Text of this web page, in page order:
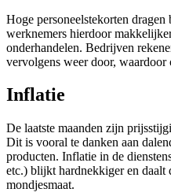
Hoge personeelstekorten
werknemers hierdoor
onderhandelen. Bedrijven
vervolgens weer door,
Inflatie
De laatste maanden zijn
Dit is vooral te danken aan
producten. Inflatie in de
etc.) blijkt hardnekkiger en daalt
mondjesmaat.